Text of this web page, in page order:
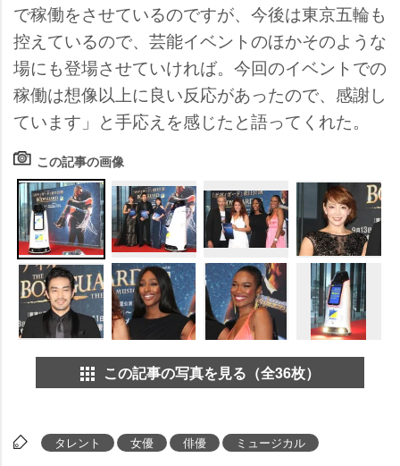
で稼働をさせているのですが、今後は東京五輪も
控えているので、芸能イベントのほかそのような
場にも登場させていければ。今回のイベントでの
稼働は想像以上に良い反応があったので、感謝し
ています」と手応えを感じたと語ってくれた。
この記事の画像
この記事の写真を見る（全36枚）
タレント 女優 俳優 ミュージカル